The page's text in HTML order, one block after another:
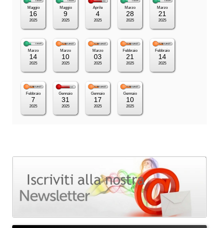
Maggio
16
2025
Maggio
9
2025
Aprile
4
2025
Marzo
28
2025
Marzo
21
2025
Marzo
14
2025
Marzo
10
2025
Marzo
03
2025
Febbraio
21
2025
Febbraio
14
2025
Febbraio
7
2025
Gennaio
31
2025
Gennaio
17
2025
Gennaio
10
2025